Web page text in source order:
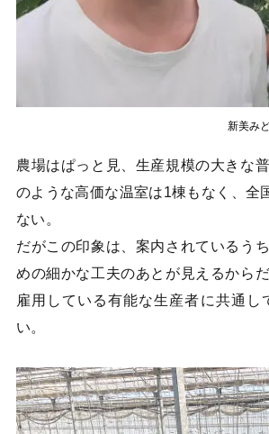
新美み
農場はぱっと見、生産規模の大きな
のような高価な温室は1棟もなく、全
ない。
だがこの印象は、案内されているう
めの細かな工夫のあとが見えるから
雇用している有能な生産者に共通
い。